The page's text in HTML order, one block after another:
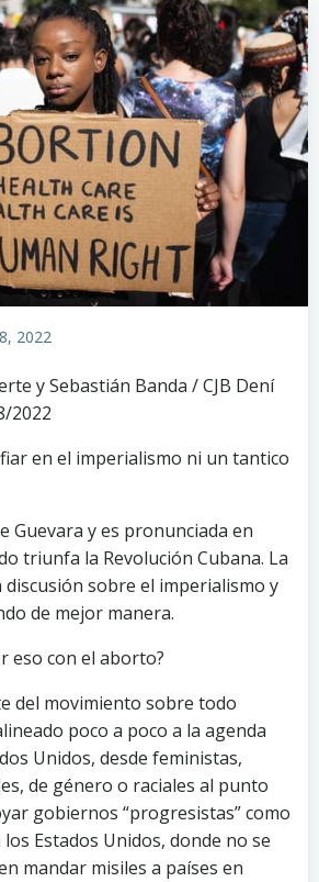
2022
y Sebastián Banda / CJB Dení
2022
en el imperialismo ni un tantico
Guevara y es pronunciada en
triunfa la Revolución Cubana. La
discusión sobre el imperialismo y
de mejor manera.
eso con el aborto?
del movimiento sobre todo
poco a poco a la agenda
Unidos, desde feministas,
de género o raciales al punto
gobiernos “progresistas” como
los Estados Unidos, donde no se
mandar misiles a países en